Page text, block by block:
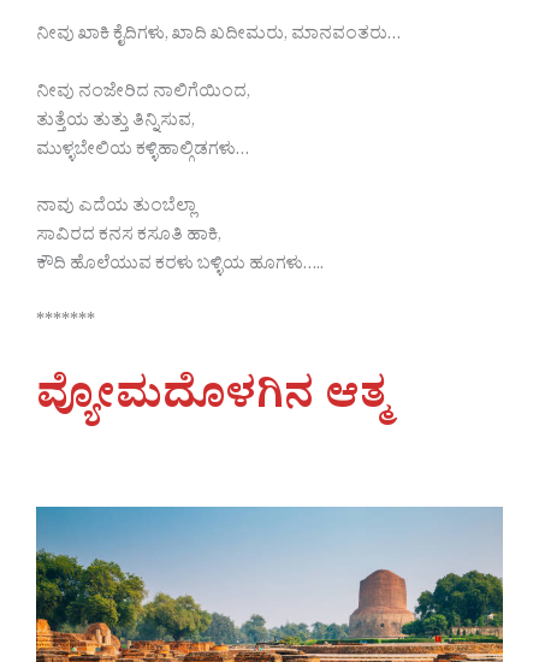
ನೀವು ಖಾಕಿ ಕೈದಿಗಳು, ಖಾದಿ ಖದೀಮರು, ಮಾನವಂತರು…
ನೀವು ನಂಜೇರಿದ ನಾಲಿಗೆಯಿಂದ,
ತುತ್ತೆಯ ತುತ್ತು ತಿನ್ನಿಸುವ,
ಮುಳ್ಳಬೇಲಿಯ ಕಳ್ಳಿಹಾಲ್ಗಿಡಗಳು…
ನಾವು ಎದೆಯ ತುಂಬೆಲ್ಲಾ
ಸಾವಿರದ ಕನಸ ಕಸೂತಿ ಹಾಕಿ,
ಕೌದಿ ಹೊಲೆಯುವ ಕರಳು ಬಳ್ಳಿಯ ಹೂಗಳು…..
*******
ವ್ಯೋಮದೊಳಗಿನ ಆತ್ಮ